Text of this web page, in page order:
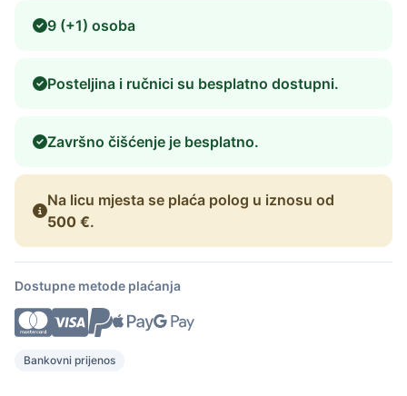
9 (+1) osoba
Posteljina i ručnici su besplatno dostupni.
Završno čišćenje je besplatno.
Na licu mjesta se plaća polog u iznosu od
500 €.
Dostupne metode plaćanja
Bankovni prijenos